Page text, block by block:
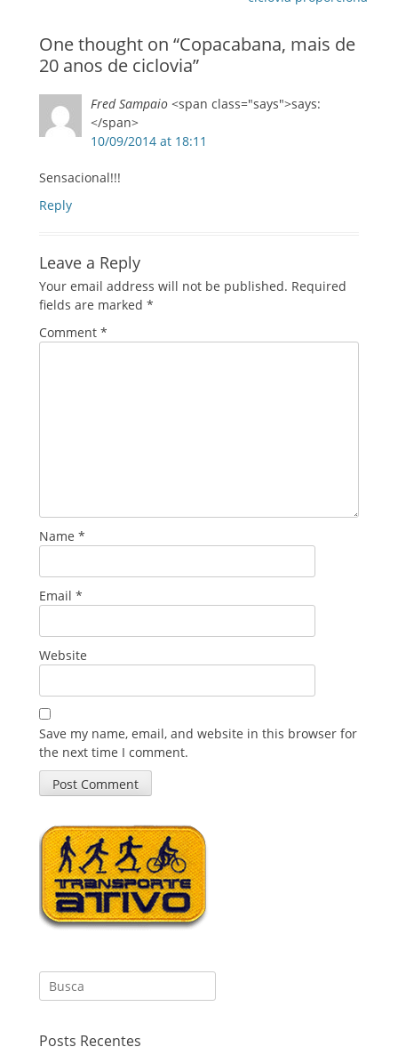
One thought on “Copacabana, mais de
20 anos de ciclovia”
Fred Sampaio <span class="says">says:
</span>
10/09/2014 at 18:11
Sensacional!!!
Reply
Leave a Reply
Your email address will not be published. Required
fields are marked *
Comment *
Name *
Email *
Website
Save my name, email, and website in this browser for
the next time I comment.
Search
for:
Posts Recentes